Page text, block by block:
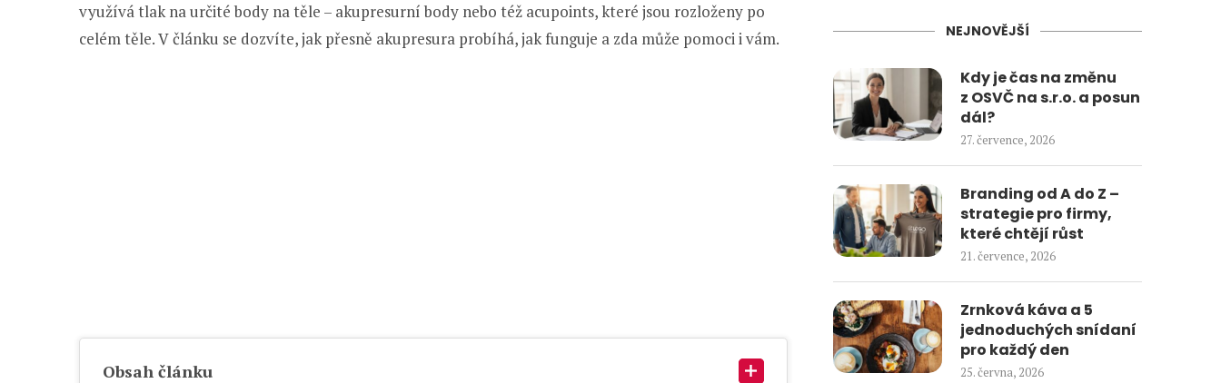
využívá tlak na určité body na těle – akupresurní body nebo též acupoints, které jsou rozloženy po
celém těle. V článku se dozvíte, jak přesně akupresura probíhá, jak funguje a zda může pomoci i vám.
Obsah článku
NEJNOVĚJŠÍ
Kdy je čas na změnu
z OSVČ na s.r.o. a posun
dál?
27. července, 2026
Branding od A do Z –
strategie pro firmy,
které chtějí růst
21. července, 2026
Zrnková káva a 5
jednoduchých snídaní
pro každý den
25. června, 2026